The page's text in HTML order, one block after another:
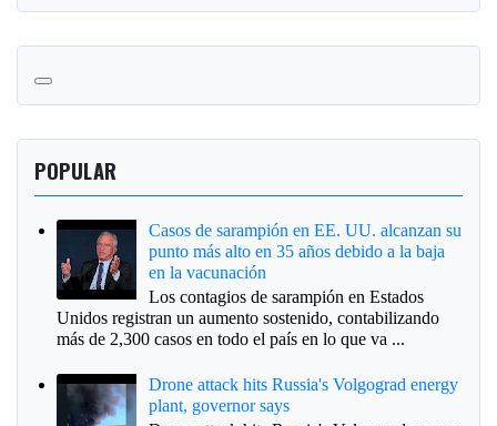
POPULAR
Casos de sarampión en EE. UU. alcanzan su
punto más alto en 35 años debido a la baja
en la vacunación
Los contagios de sarampión en Estados
Unidos registran un aumento sostenido, contabilizando
más de 2,300 casos en todo el país en lo que va ...
Drone attack hits Russia's Volgograd energy
plant, governor says